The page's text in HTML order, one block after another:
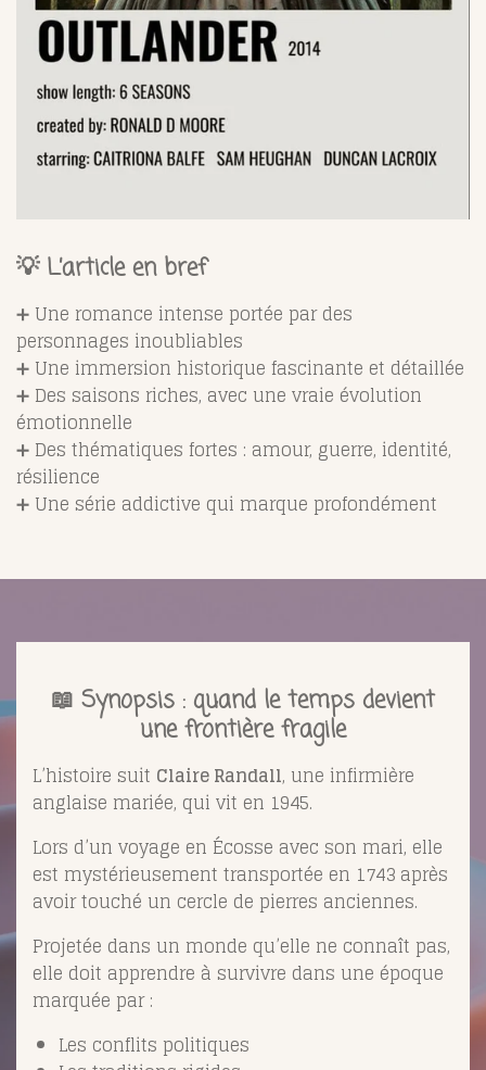
💡 L’article en bref
➕ Une romance intense portée par des
personnages inoubliables
➕ Une immersion historique fascinante et détaillée
➕ Des saisons riches, avec une vraie évolution
émotionnelle
➕ Des thématiques fortes : amour, guerre, identité,
résilience
➕ Une série addictive qui marque profondément
📖 Synopsis : quand le temps devient
une frontière fragile
L’histoire suit Claire Randall, une infirmière
anglaise mariée, qui vit en 1945.
Lors d’un voyage en Écosse avec son mari, elle
est mystérieusement transportée en 1743 après
avoir touché un cercle de pierres anciennes.
Projetée dans un monde qu’elle ne connaît pas,
elle doit apprendre à survivre dans une époque
marquée par :
Les conflits politiques